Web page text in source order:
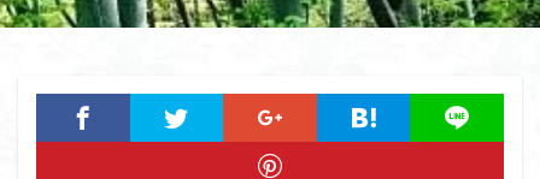
源流
源氏物語 湿原 湖東 湖北
湖
机
白髭神社 山小屋 崇台山
島根県
岸壁
岩殿山 岩根山 岩手県
岩宿の里
山椒